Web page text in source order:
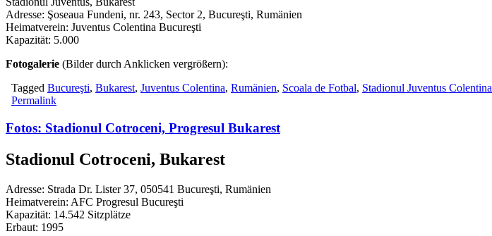
Adresse: Şoseaua Fundeni, nr. 243, Sector 2, Bucureşti, Rumänien
Heimatverein: Juventus Colentina Bucureşti
Kapazität: 5.000
Fotogalerie (Bilder durch Anklicken vergrößern):
Tagged Bucureşti, Bukarest, Juventus Colentina, Rumänien, Scoala de Fotbal, Stadionul Juventus Colentina
Permalink
Fotos: Stadionul Cotroceni, Progresul Bukarest
Stadionul Cotroceni, Bukarest
Adresse: Strada Dr. Lister 37, 050541 Bucureşti, Rumänien
Heimatverein: AFC Progresul Bucureşti
Kapazität: 14.542 Sitzplätze
Erbaut: 1995